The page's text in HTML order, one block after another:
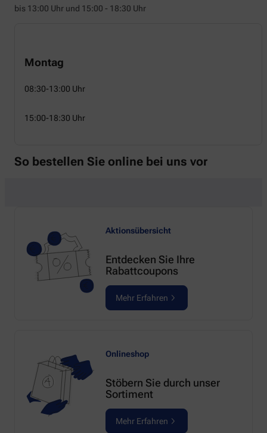
bis 13:00 Uhr und 15:00 - 18:30 Uhr
Montag
08:30-13:00 Uhr
15:00-18:30 Uhr
So bestellen Sie online bei uns vor
Aktionsübersicht
Entdecken Sie Ihre
Rabattcoupons
Mehr Erfahren
Onlineshop
Stöbern Sie durch unser
Sortiment
Mehr Erfahren